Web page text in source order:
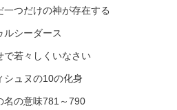
一つだけの神が存在する
ルシーダース
で若々しくいなさい
シュヌの10の化身
名の意味781～790